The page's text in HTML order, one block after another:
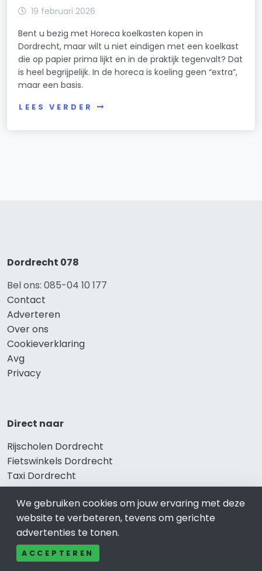
19 februari 2026
Bent u bezig met Horeca koelkasten kopen in
Dordrecht, maar wilt u niet eindigen met een koelkast
die op papier prima lijkt en in de praktijk tegenvalt? Dat
is heel begrijpelijk. In de horeca is koeling geen “extra”,
maar een basis.
LEES VERDER
Dordrecht 078
Bel ons: 085-04 10 177
Contact
Adverteren
Over ons
Cookieverklaring
Avg
Privacy
Direct naar
Rijscholen Dordrecht
Fietswinkels Dordrecht
Taxi Dordrecht
Kapper Dordrecht
Gezondheid Dordrecht
Afvallen Dordrecht
Gezond eten Dordrecht
We gebruiken cookies om jouw ervaring met deze
website te verbeteren, tevens om gerichte
advertenties te tonen.
ACCEPTEREN